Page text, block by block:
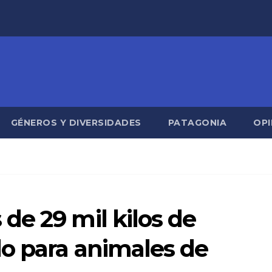
GÉNEROS Y DIVERSIDADES PATAGONIA
29 mil kilos de
para animales de